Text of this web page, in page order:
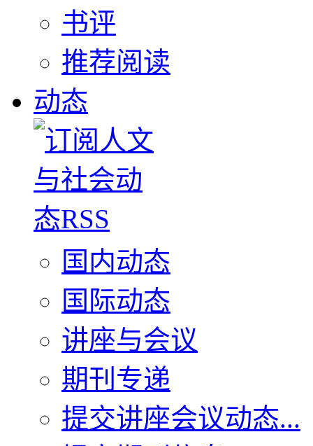
书评
推荐阅读
动态
国内动态
国际动态
讲座与会议
期刊专递
提交讲座会议动态...